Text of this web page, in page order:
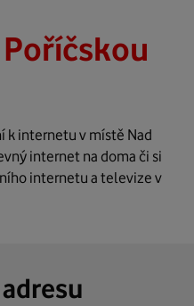
k internetu v místě Nad
internet na doma či si
internetu a televize v